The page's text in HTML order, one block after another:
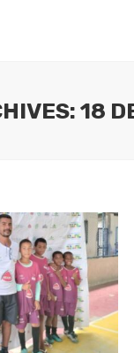
18